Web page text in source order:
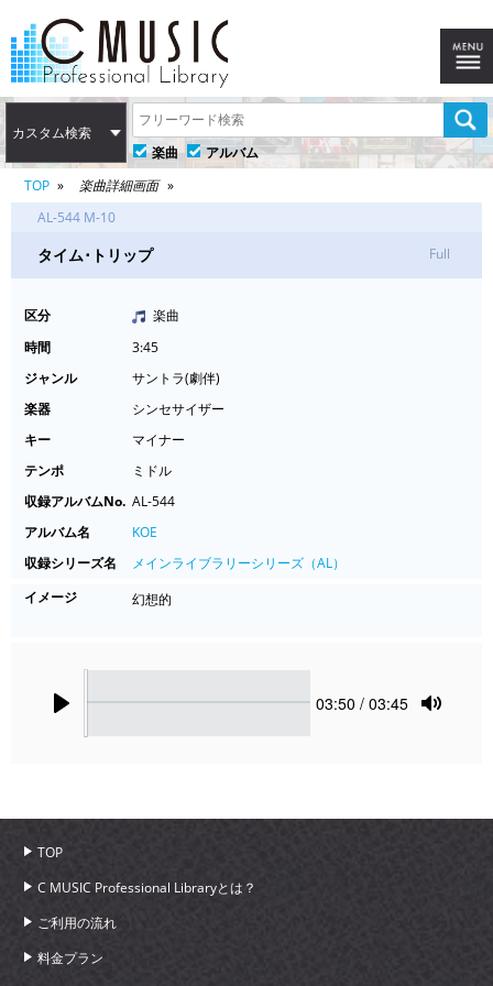
カスタム検索
楽曲
アルバム
TOP
楽曲詳細画面
AL-544 M-10
タイム･トリップ Full
区分
楽曲
時間
3:45
ジャンル
サントラ(劇伴)
楽器
シンセサイザー
キー
マイナー
テンポ
ミドル
収録アルバムNo. AL-544
アルバム名
KOE
収録シリーズ名
メインライブラリーシリーズ（AL）
イメージ
幻想的
Current
03:50 / 03:45
TOP
C MUSIC Professional Libraryとは？
ご利用の流れ
料金プラン